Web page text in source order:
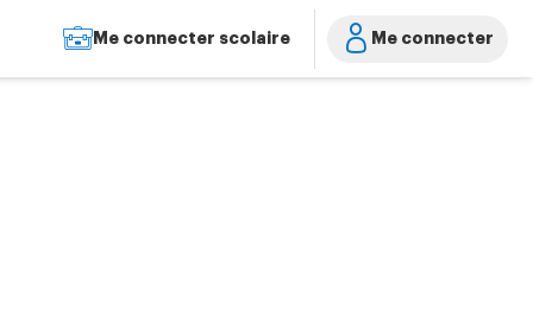
Me connecter scolaire Me connecter